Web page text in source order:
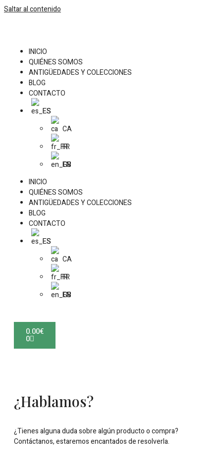
Saltar al contenido
INICIO
QUIÉNES SOMOS
ANTIGÜEDADES Y COLECCIONES
BLOG
CONTACTO
ES
CA
FR
EN
INICIO
QUIÉNES SOMOS
ANTIGÜEDADES Y COLECCIONES
BLOG
CONTACTO
ES
CA
FR
EN
0.00€
0
¿Hablamos?
¿Tienes alguna duda sobre algún producto o compra?
Contáctanos, estaremos encantados de resolverla.